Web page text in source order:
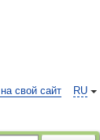
RU
свой сайт